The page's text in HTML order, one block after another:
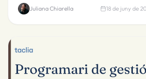
Juliana Chiarella 18 de juny de